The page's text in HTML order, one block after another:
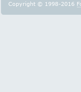
Copyright © 1998-2016